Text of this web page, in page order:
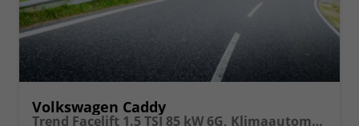
Volkswagen Caddy
Trend Facelift 1.5 TSI 85 kW 6G, Klimaautomatik, 5 Sitze, Zuziehhilfe Schiebetüren + Heckklappe, PDC v+h, ACC, Side Assist Blind Spot, Ausparkhilfe, Ausstiegswarner, Digital Cockpit PRO, Radioanlage Navigationsvorbereituing,, Mittearmlehne verstellbar